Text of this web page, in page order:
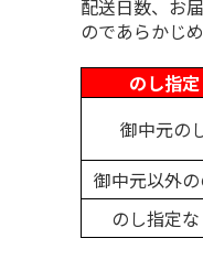
配送日数、お
のであらかじ
のし指定
御中元の
御中元以外
のし指定な